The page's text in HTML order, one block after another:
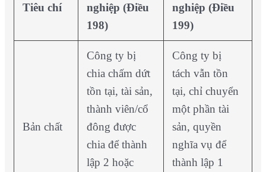
Tiêu chí
nghiệp (Điều
198)
nghiệp (Điều
199)
Bản chất
Công ty bị
chia chấm dứt
tồn tại, tài sản,
thành viên/cổ
đông được
chia để thành
lập 2 hoặc
Công ty bị
tách vẫn tồn
tại, chỉ chuyển
một phần tài
sản, quyền
nghĩa vụ để
thành lập 1